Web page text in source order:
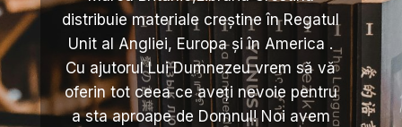
distribuie materiale creștine în Regatul
Unit al Angliei, Europa și în America .
Cu ajutorul Lui Dumnezeu vrem să vă
oferin tot ceea ce aveți nevoie pentru
a sta aproape de Domnul! Noi avem